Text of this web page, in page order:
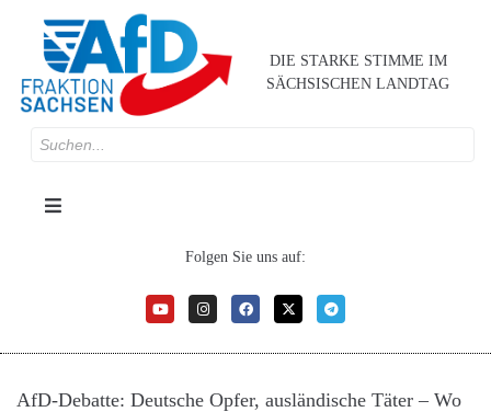
DIE STARKE STIMME IM
SÄCHSISCHEN LANDTAG
Folgen Sie uns auf:
AfD-Debatte: Deutsche Opfer, ausländische Täter – Wo